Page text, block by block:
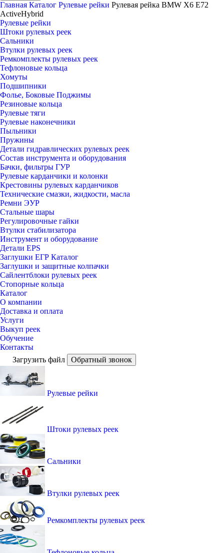
Главная Каталог Рулевые рейки Рулевая рейка BMW X6 E72
ActiveHybrid
Рулевые рейки
Штоки рулевых реек
Сальники
Втулки рулевых реек
Ремкомплекты рулевых реек
Тефлоновые кольца
Хомуты
Подшипники
Фолье, Боковые Поджимы
Резиновые кольца
Рулевые тяги
Рулевые наконечники
Пыльники
Пружины
Детали гидравлических рулевых реек
Состав инструмента и оборудования
Бачки, фильтры ГУР
Рулевые карданчики и колонки
Крестовины рулевых карданчиков
Технические смазки, жидкости, масла
Ремни ЭУР
Стальные шары
Регулировочные гайки
Втулки стабилизатора
Инструмент и оборудование
Детали EPS
Заглушки ЕГР Каталог
Заглушки и защитные колпачки
Сайлентблоки рулевых реек
Стопорные кольца
Каталог
О компании
Доставка и оплата
Услуги
Выкуп реек
Обучение
Контакты
Загрузить файл
Обратный звонок
Рулевые рейки
Штоки рулевых реек
Сальники
Втулки рулевых реек
Ремкомплекты рулевых реек